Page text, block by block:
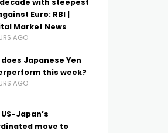
with steepest
Euro: RBI |
Market News
AGO
does Japanese Yen
this week?
AGO
Japan’s
move to